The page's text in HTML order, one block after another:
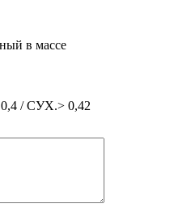
в массе
/ СУХ.> 0,42